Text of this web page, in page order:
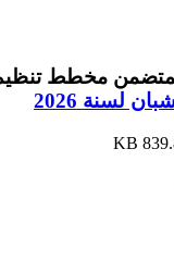
لسنة 2026